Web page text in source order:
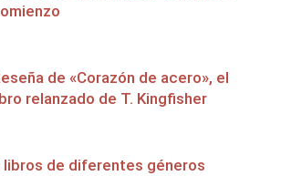
de «Corazón de acero», el
relanzado de T. Kingfisher
libros de diferentes géneros